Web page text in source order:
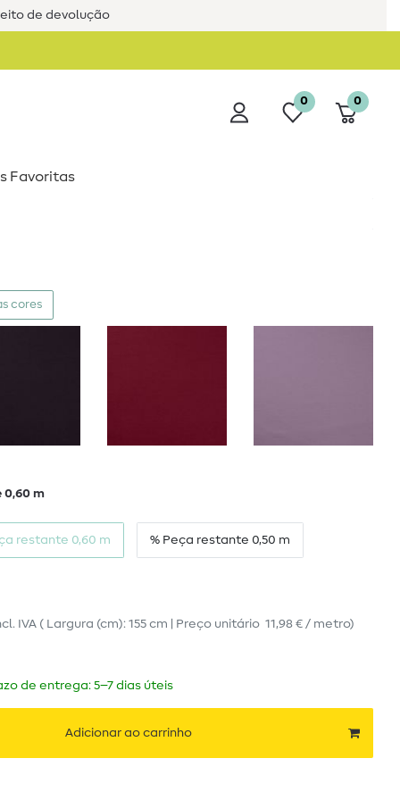
de devolução
0 0
Favoritas
cores
0,60 m
restante 0,60 m % Peça restante 0,50 m
IVA ( Largura (cm): 155 cm | Preço unitário 11,98 € / metro)
de entrega: 5–7 dias úteis
Adicionar ao carrinho